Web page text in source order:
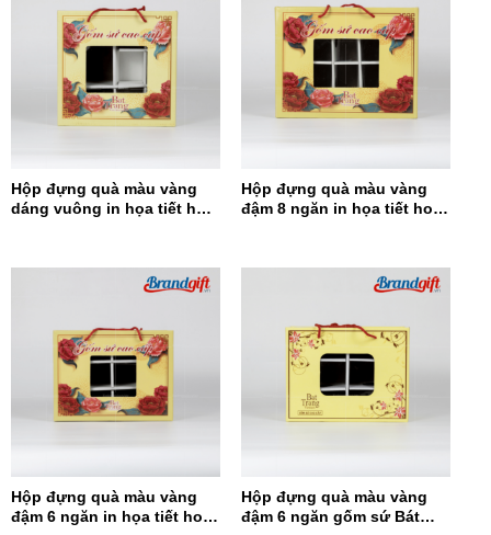
Hộp đựng quà màu vàng
dáng vuông in họa tiết hoa
Hộp đựng quà màu vàng
đậm 8 ngăn in họa tiết hoa
Hộp đựng quà màu vàng
đậm 6 ngăn in họa tiết hoa
Hộp đựng quà màu vàng
đậm 6 ngăn gốm sứ Bát